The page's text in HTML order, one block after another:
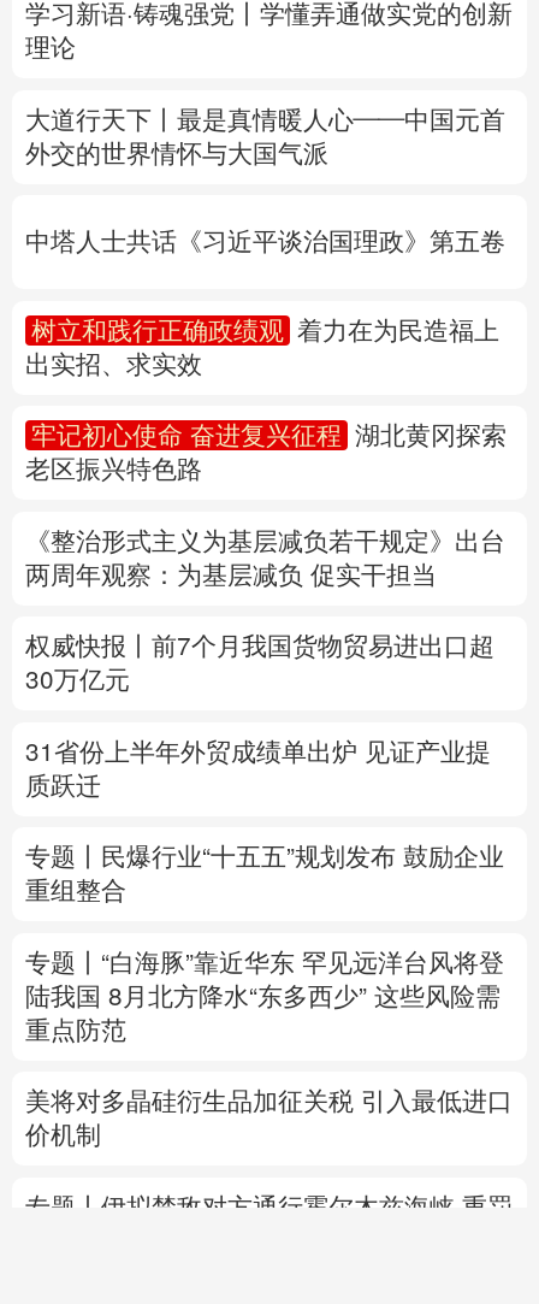
四川
陕西 甘肃 青海 宁夏
新疆 内蒙古 黑龙江
English Español Français عربى
Deutsch Português
学习新语·铸魂强党丨学懂弄通做实党的创新
理论
大道行天下丨最是真情暖人心——中国元首
外交的世界情怀与大国气派
中塔人士共话《习近平谈治国理政》第五卷
树立和践行正确政绩观
着力在为民造福上
出实招、求实效
牢记初心使命 奋进复兴征程 湖北黄冈探索
老区振兴特色路
《整治形式主义为基层减负若干规定》出台
两周年观察 ：为基层减负 促实干担当
权威快报丨前7个月我国货物贸易进出口超
30万亿元
31省份上半年外贸成绩单出炉 见证产业提
质跃迁
专题丨
民爆行业“十五五”规划发布 鼓励企业
重组整合
专题丨 “白海豚”靠近华东 罕见远洋台风将登
陆我国 8月北方降水“东多西少” 这些风险需
重点防范
美将对多晶硅衍生品加征关税 引入最低进口
价机制
专题丨 伊拟禁敌对方通行霍尔木兹海峡 重罚